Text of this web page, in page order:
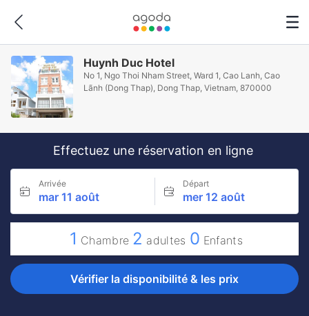
Huynh Duc Hotel
No 1, Ngo Thoi Nham Street, Ward 1, Cao Lanh, Cao
Lãnh (Dong Thap), Dong Thap, Vietnam, 870000
Effectuez une réservation en ligne
Arrivée
mar 11 août
Départ
mer 12 août
1 Chambre 2 adultes 0 Enfants
Vérifier la disponibilité & les prix